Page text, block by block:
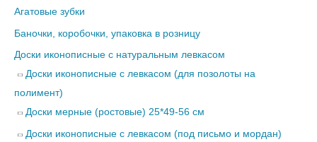
Агатовые зубки
Баночки, коробочки, упаковка в розницу
Доски иконописные с натуральным левкасом
Доски иконописные с левкасом (для позолоты на
полимент)
Доски мерные (ростовые) 25*49-56 см
Доски иконописные с левкасом (под письмо и мордан)